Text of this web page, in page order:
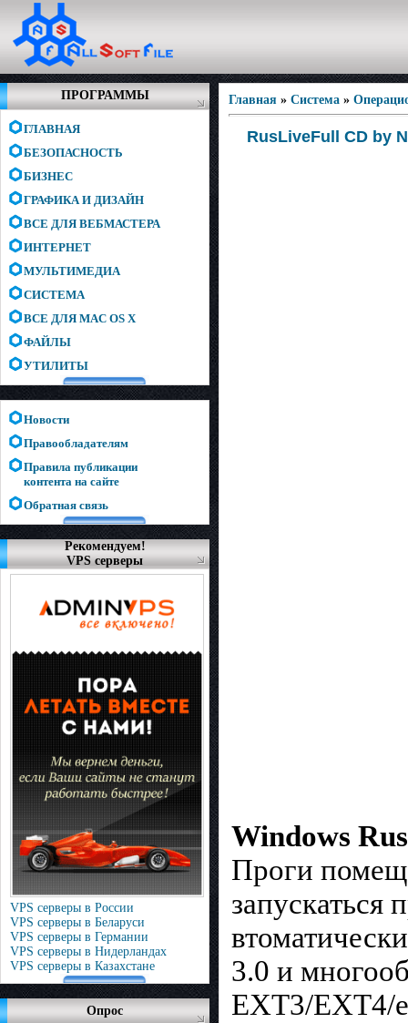
ПРОГРАММЫ
ГЛАВНАЯ
БЕЗОПАСНОСТЬ
БИЗНЕС
ГРАФИКА И ДИЗАЙН
ВСЕ ДЛЯ ВЕБМАСТЕРА
ИНТЕРНЕТ
МУЛЬТИМЕДИА
СИСТЕМА
ВСЕ ДЛЯ MAC OS X
ФАЙЛЫ
УТИЛИТЫ
Новости
Правообладателям
Правила публикации
контента на сайте
Обратная связь
Рекомендуем!
VPS серверы
VPS серверы в России
VPS серверы в Беларуси
VPS серверы в Германии
VPS серверы в Нидерландах
VPS серверы в Казахстане
Опрос
Главная » Система »
RusLiveFull CD by
Windows
Проги
3.0 и
EXT3/EXT4/